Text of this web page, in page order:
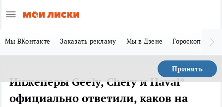
Мы ВКонтакте Заказать рекламу Мы в Дзене Гороскоп
Принять
Инженеры Geely, Chery и Haval*
официально ответили, каков на